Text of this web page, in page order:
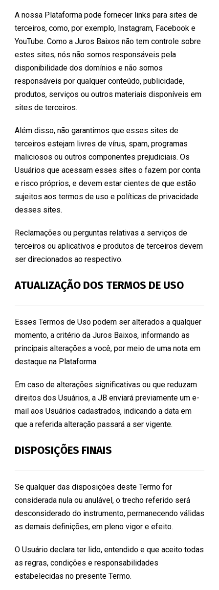
A nossa Plataforma pode fornecer links para sites de
terceiros, como, por exemplo, Instagram, Facebook e
YouTube. Como a Juros Baixos não tem controle sobre
estes sites, nós não somos responsáveis pela
disponibilidade dos domínios e não somos
responsáveis por qualquer conteúdo, publicidade,
produtos, serviços ou outros materiais disponíveis em
sites de terceiros.
Além disso, não garantimos que esses sites de
terceiros estejam livres de vírus, spam, programas
maliciosos ou outros componentes prejudiciais. Os
Usuários que acessam esses sites o fazem por conta
e risco próprios, e devem estar cientes de que estão
sujeitos aos termos de uso e políticas de privacidade
desses sites.
Reclamações ou perguntas relativas a serviços de
terceiros ou aplicativos e produtos de terceiros devem
ser direcionados ao respectivo.
ATUALIZAÇÃO DOS TERMOS DE USO
Esses Termos de Uso podem ser alterados a qualquer
momento, a critério da Juros Baixos, informando as
principais alterações a você, por meio de uma nota em
destaque na Plataforma.
Em caso de alterações significativas ou que reduzam
direitos dos Usuários, a JB enviará previamente um e-
mail aos Usuários cadastrados, indicando a data em
que a referida alteração passará a ser vigente.
DISPOSIÇÕES FINAIS
Se qualquer das disposições deste Termo for
considerada nula ou anulável, o trecho referido será
desconsiderado do instrumento, permanecendo válidas
as demais definições, em pleno vigor e efeito.
O Usuário declara ter lido, entendido e que aceito todas
as regras, condições e responsabilidades
estabelecidas no presente Termo.